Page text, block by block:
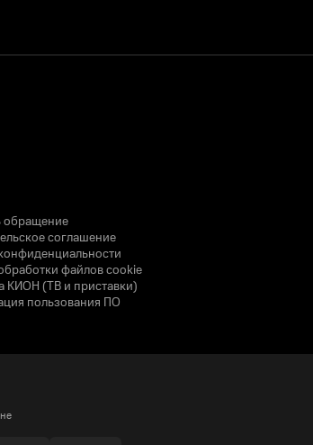
обращение
соглашение
файлов cookie
КИОН (ТВ и приставки)
пользования ПО